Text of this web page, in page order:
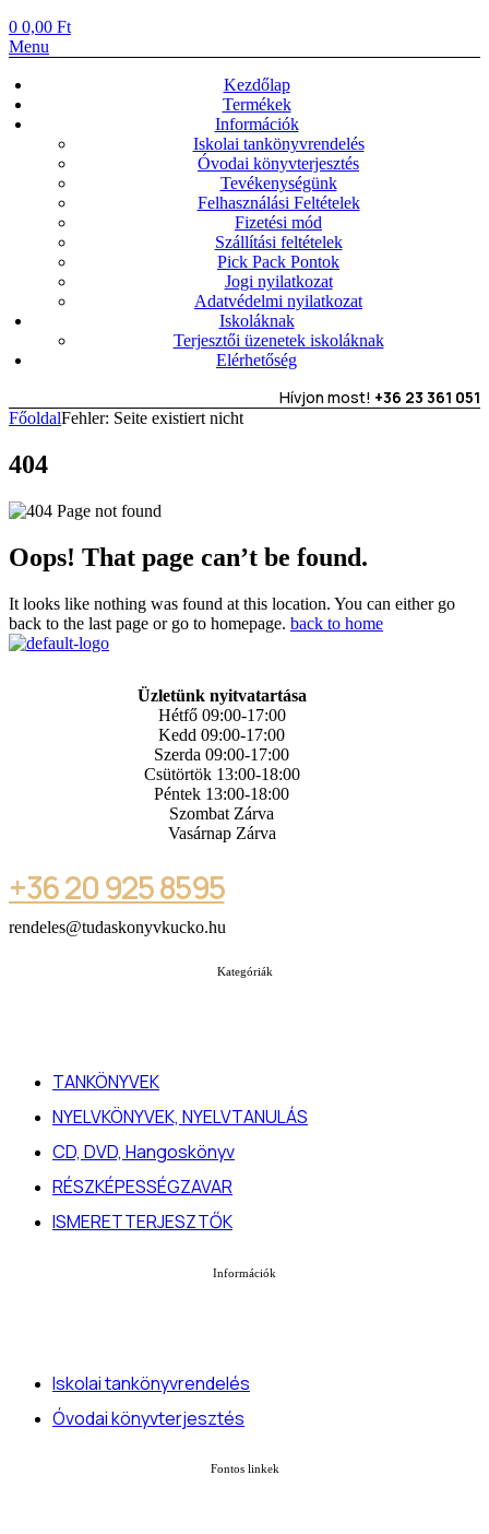
0 0,00 Ft
Menu
Kezdőlap
Termékek
Információk
Iskolai tankönyvrendelés
Óvodai könyvterjesztés
Tevékenységünk
Felhasználási Feltételek
Fizetési mód
Szállítási feltételek
Pick Pack Pontok
Jogi nyilatkozat
Adatvédelmi nyilatkozat
Iskoláknak
Terjesztői üzenetek iskoláknak
Elérhetőség
Hívjon most! +36 23 361 051
FőoldalFehler: Seite existiert nicht
404
Oops! That page can’t be found.
It looks like nothing was found at this location. You can either go
back to the last page or go to homepage. back to home
Üzletünk nyitvatartása
Hétfő 09:00-17:00
Kedd 09:00-17:00
Szerda 09:00-17:00
Csütörtök 13:00-18:00
Péntek 13:00-18:00
Szombat Zárva
Vasárnap Zárva
+36 20 925 8595
rendeles@tudaskonyvkucko.hu
Kategóriák
TANKÖNYVEK
NYELVKÖNYVEK, NYELVTANULÁS
CD, DVD, Hangoskönyv
RÉSZKÉPESSÉGZAVAR
ISMERETTERJESZTŐK
Információk
Iskolai tankönyvrendelés
Óvodai könyvterjesztés
Fontos linkek